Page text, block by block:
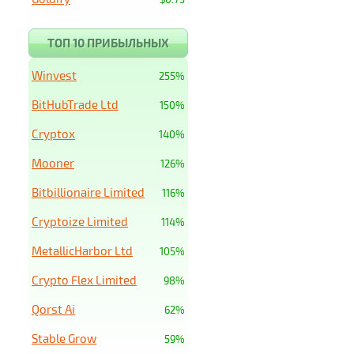
ТОП 10 ПРИБЫЛЬНЫХ
255%
Winvest
150%
BitHubTrade Ltd
140%
Cryptox
126%
Mooner
116%
Bitbillionaire Limited
114%
Cryptoize Limited
105%
MetallicHarbor Ltd
98%
Crypto Flex Limited
62%
Qorst Ai
59%
Stable Grow